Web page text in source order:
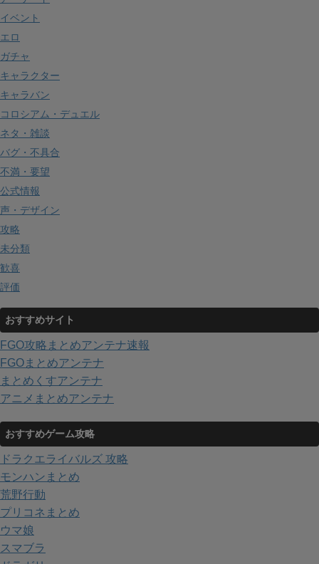
イベント
エロ
ガチャ
キャラクター
キャラバン
コロシアム・デュエル
ネタ・雑談
バグ・不具合
不満・要望
公式情報
声・デザイン
攻略
未分類
歓喜
評価
おすすめサイト
FGO攻略まとめアンテナ速報
FGOまとめアンテナ
まとめくすアンテナ
アニメまとめアンテナ
おすすめゲーム攻略
ドラクエライバルズ 攻略
モンハンまとめ
荒野行動
プリコネまとめ
ウマ娘
スマブラ